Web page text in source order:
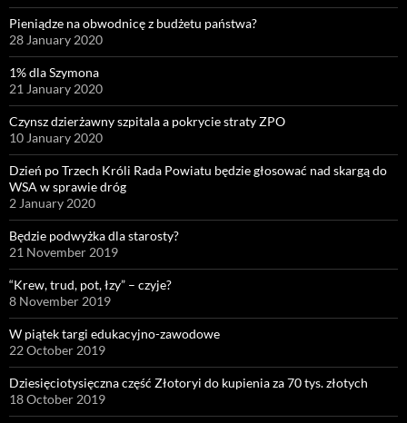
Pieniądze na obwodnicę z budżetu państwa?
28 January 2020
1% dla Szymona
21 January 2020
Czynsz dzierżawny szpitala a pokrycie straty ZPO
10 January 2020
Dzień po Trzech Króli Rada Powiatu będzie głosować nad skargą do
WSA w sprawie dróg
2 January 2020
Będzie podwyżka dla starosty?
21 November 2019
“Krew, trud, pot, łzy” – czyje?
8 November 2019
W piątek targi edukacyjno-zawodowe
22 October 2019
Dziesięciotysięczna część Złotoryi do kupienia za 70 tys. złotych
18 October 2019